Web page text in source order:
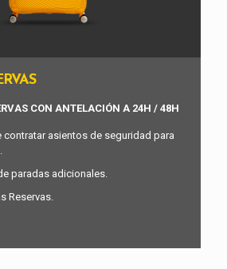
CON ANTELACIÓN A 24H / 48H
contratar asientos de seguridad para
paradas adicionales.
Reservas.